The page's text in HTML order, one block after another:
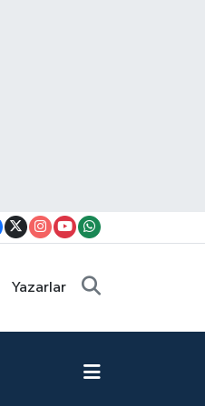
Yazarlar